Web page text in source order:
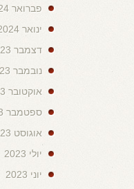
פברואר 2024
ינואר 2024
דצמבר 2023
נובמבר 2023
אוקטובר 2023
ספטמבר 2023
אוגוסט 2023
יולי 2023
יוני 2023